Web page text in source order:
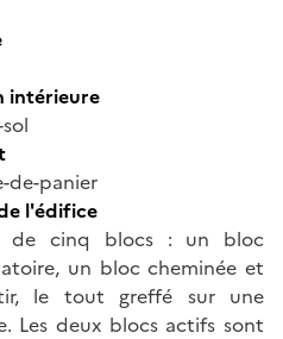
intérieure
de-panier
l'édifice
de cinq blocs : un bloc
un bloc cheminée et
le tout greffé sur une
Les deux blocs actifs sont